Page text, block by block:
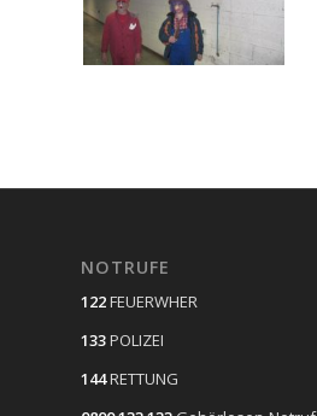
NOTRUFE
122FEUERWHER
133POLIZEI
144RETTUNG